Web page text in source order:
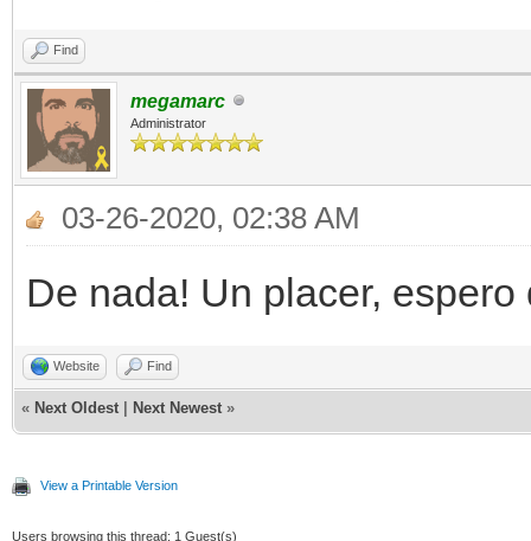
Find
megamarc
Administrator
03-26-2020, 02:38 AM
De nada! Un placer,
Website Find
« Next Oldest Next Newest »
View a Printable Version
Users browsing this thread: 1 Guest(s)